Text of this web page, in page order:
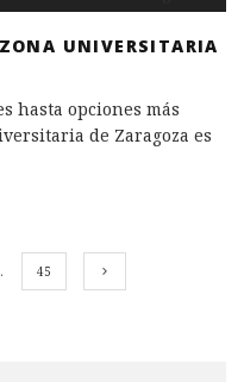
UNIVERSITARIA
hasta opciones más
de Zaragoza es
45